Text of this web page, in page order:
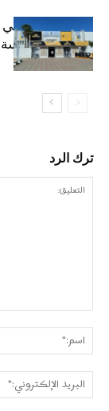
الافتتاح
“إنترتكس سوسة 2025”
ترك الرد